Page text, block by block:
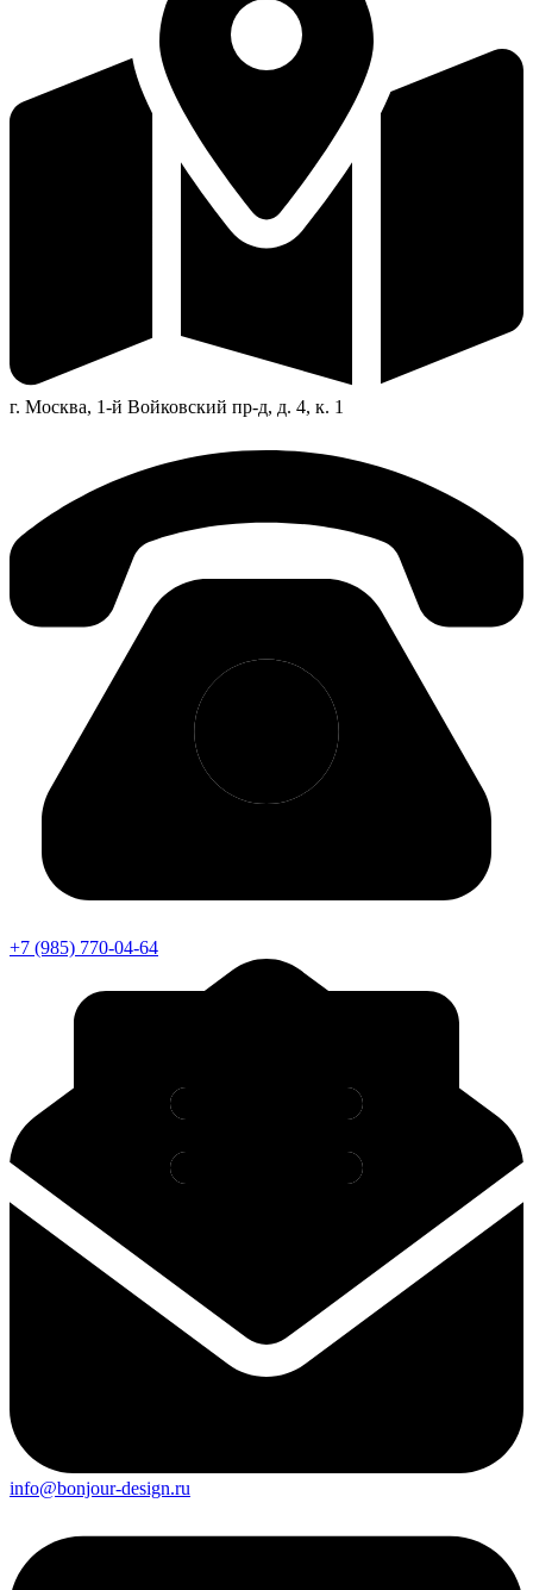
г. Москва, 1-й Войковский пр-д, д. 4, к. 1
+7 (985) 770-04-64
info@bonjour-design.ru